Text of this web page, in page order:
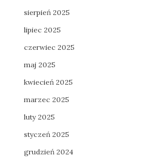
sierpień 2025
lipiec 2025
czerwiec 2025
maj 2025
kwiecień 2025
marzec 2025
luty 2025
styczeń 2025
grudzień 2024